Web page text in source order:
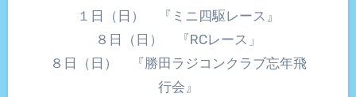
１日（日） 『ミニ四駆レース』
８日（日） 『RCレース」
８日（日） 『勝田ラジコンクラブ忘年飛
行会』